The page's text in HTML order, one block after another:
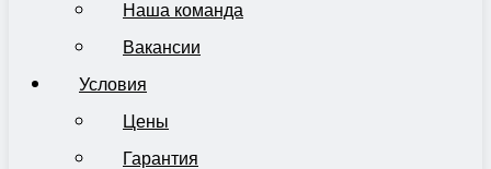
Наша команда
Вакансии
Условия
Цены
Гарантия